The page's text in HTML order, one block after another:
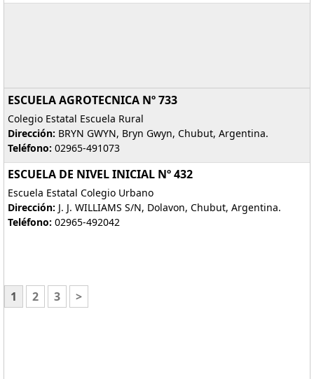
ESCUELA AGROTECNICA Nº 733
Colegio Estatal Escuela Rural
Dirección: BRYN GWYN, Bryn Gwyn, Chubut, Argentina.
Teléfono: 02965-491073
ESCUELA DE NIVEL INICIAL Nº 432
Escuela Estatal Colegio Urbano
Dirección: J. J. WILLIAMS S/N, Dolavon, Chubut, Argentina.
Teléfono: 02965-492042
1 2 3 >